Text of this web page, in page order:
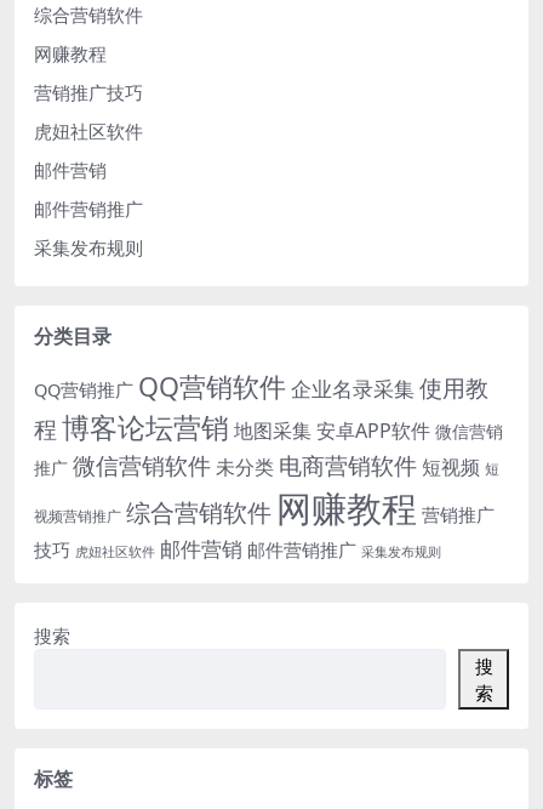
综合营销软件
网赚教程
营销推广技巧
虎妞社区软件
邮件营销
邮件营销推广
采集发布规则
分类目录
QQ营销推广 QQ营销软件企业名录采集使用教
程博客论坛营销 地图采集安卓APP软件 微信营销
推广 微信营销软件未分类 电商营销软件短视频 短
视频营销推广 综合营销软件 网赚教程 营销推广
技巧 虎妞社区软件 邮件营销 邮件营销推广 采集发布规则
搜索
搜
索
标签